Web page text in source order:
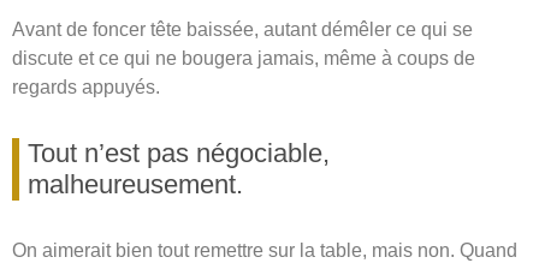
Avant de foncer tête baissée, autant démêler ce qui se
discute et ce qui ne bougera jamais, même à coups de
regards appuyés.
Tout n’est pas négociable,
malheureusement.
On aimerait bien tout remettre sur la table, mais non. Quand